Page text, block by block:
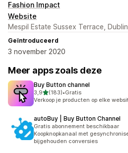
Fashion Impact
Website
Mespil Estate Sussex Terrace,
Geïntroduceerd
3 november 2020
Meer apps zoals deze
Buy Button channel
3,9van 5 sterren
(183)
183 recensies in totaal
•Gratis
Verkoop je producten op elke
autoBuy | Buy Button Channel
Gratis abonnement beschikbaar
Koopknopkanaal met
bijgehouden conversies